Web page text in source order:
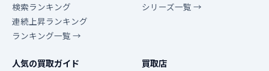
検索ランキング
連続上昇ランキング
ランキング一覧 →
シリーズ一覧 →
人気の買取ガイド 買取店